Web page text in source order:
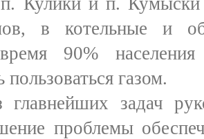
в котельные и
90%
газом.
задач
проблемы